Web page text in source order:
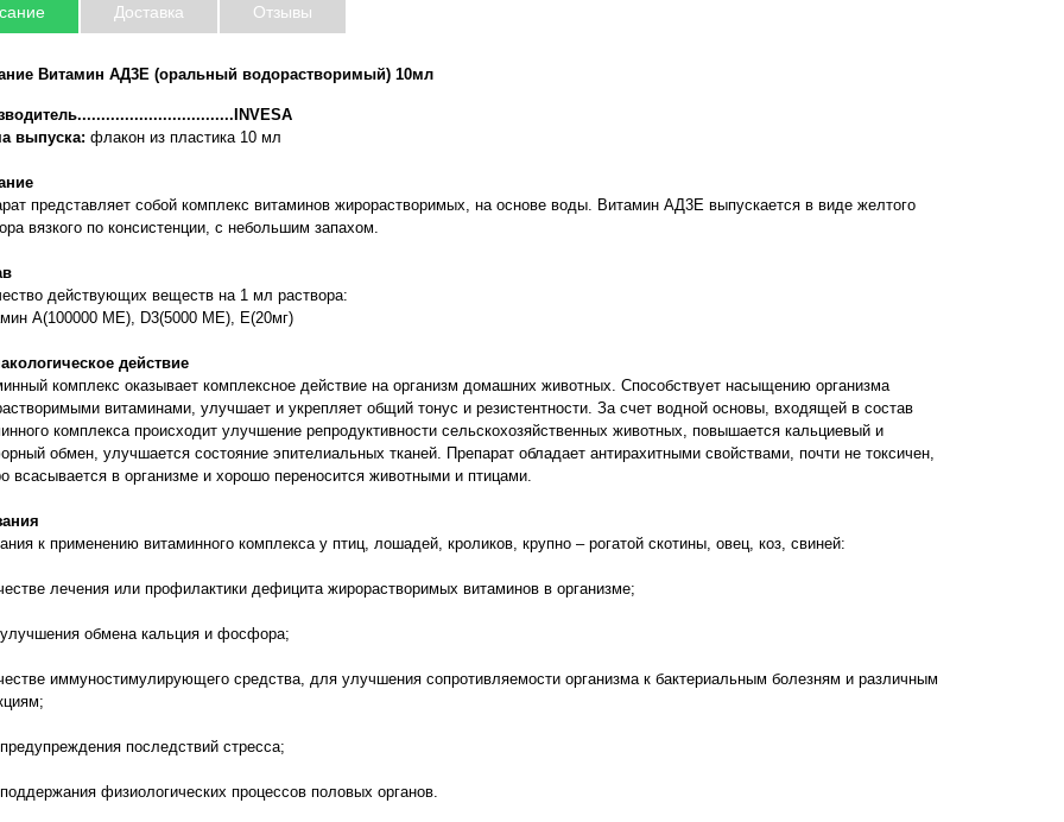
Доставка Отзывы
Витамин АД3Е (оральный водорастворимый) 10мл
выпуска: флакон из пластика 10 мл
представляет собой комплекс витаминов жирорастворимых, на основе воды. Витамин АД3Е выпускается в виде желтого
вязкого по консистенции, с небольшим запахом.
действующих веществ на 1 мл раствора:
A(100000 МЕ), D3(5000 МЕ), E(20мг)
действие
комплекс оказывает комплексное действие на организм домашних животных. Способствует насыщению организма
витаминами, улучшает и укрепляет общий тонус и резистентности. За счет водной основы, входящей в состав
комплекса происходит улучшение репродуктивности сельскохозяйственных животных, повышается кальциевый и
обмен, улучшается состояние эпителиальных тканей. Препарат обладает антирахитными свойствами, почти не токсичен,
всасывается в организме и хорошо переносится животными и птицами.
к применению витаминного комплекса у птиц, лошадей, кроликов, крупно – рогатой скотины, овец, коз, свиней:
лечения или профилактики дефицита жирорастворимых витаминов в организме;
обмена кальция и фосфора;
иммуностимулирующего средства, для улучшения сопротивляемости организма к бактериальным болезням и различным
последствий стресса;
физиологических процессов половых органов.